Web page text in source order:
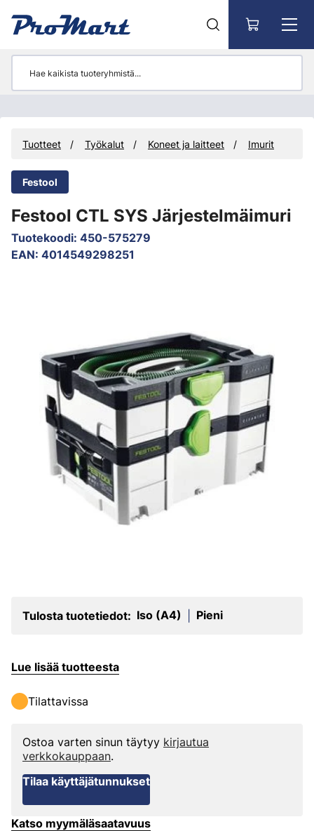
Tuotteet Työkalut Koneet ja laitteet Imurit
Festool
Festool CTL SYS Järjestelmäimuri
Tuotekoodi: 450-575279
EAN: 4014549298251
Tulosta tuotetiedot: Iso (A4) Pieni
Lue lisää tuotteesta
Tilattavissa
Ostoa varten sinun täytyy kirjautua
verkkokauppaan.
Tilaa käyttäjätunnukset
Katso myymäläsaatavuus